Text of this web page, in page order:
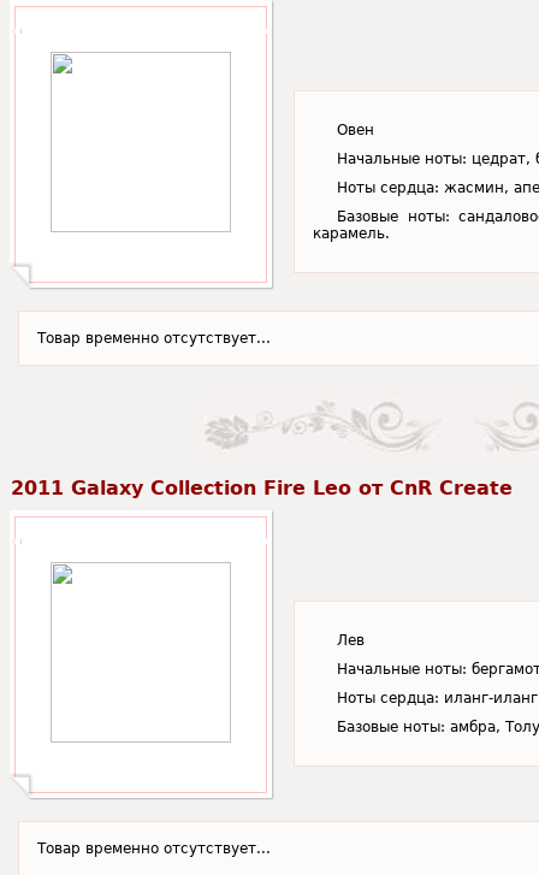
Овен
Начальные ноты: цедрат,
Ноты сердца: жасмин,
Базовые ноты:
карамель.
Товар временно отсутствует...
2011 Galaxy Collection Fire Leo от CnR Create
Лев
Начальные ноты:
Ноты сердца: иланг-
Базовые ноты: амбра,
Товар временно отсутствует...